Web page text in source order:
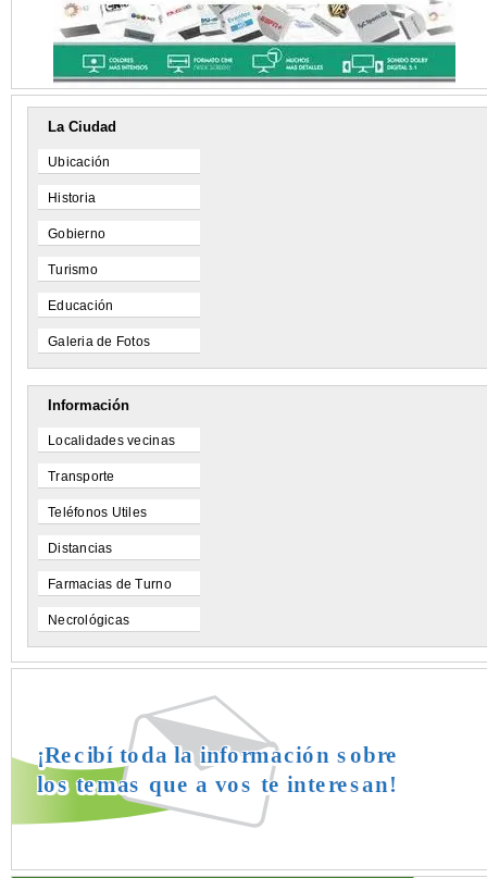
La Ciudad
Ubicación
Historia
Gobierno
Turismo
Educación
Galeria de Fotos
Información
Localidades vecinas
Transporte
Teléfonos Utiles
Distancias
Farmacias de Turno
Necrológicas